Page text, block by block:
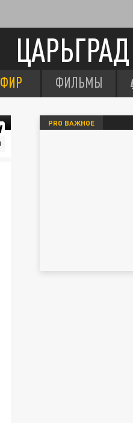
ЦАРЬГРАД
ФИЛЬМЫ
PRO ВАЖНОЕ